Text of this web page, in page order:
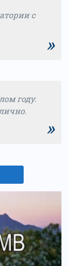
с
»
году.
»